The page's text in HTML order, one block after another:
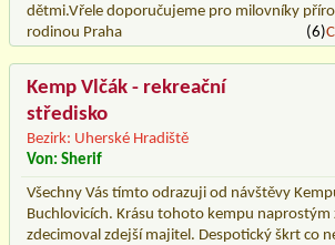
dětmi.Vřele doporučujeme pro milovníky
rodinou Praha
(6)
Kemp Vlčák - rekreační
středisko
Bezirk: Uherské Hradiště
Von: Sherif
Všechny Vás tímto odrazuji od návštěvy
Buchlovicích. Krásu tohoto kempu naprostým
zdecimoval zdejší majitel. Despotický škrt co